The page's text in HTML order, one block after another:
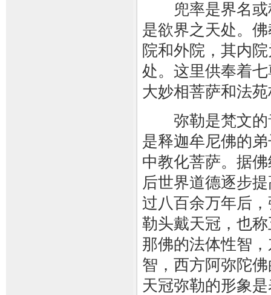
兜率是界名或
是欲界之天处。
院和外院，其内
处。这里供奉着
大妙相菩萨和法
弥勒是梵文的
是释迦牟尼佛的
中教化菩萨。据
后世界道德逐步
过八百余万年后
勒头戴天冠，也
那佛的法体性智
智，西方阿弥陀
天冠弥勒的形象